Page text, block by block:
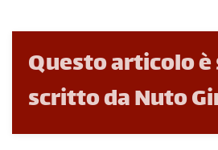
Questo articolo
scritto da Nuto